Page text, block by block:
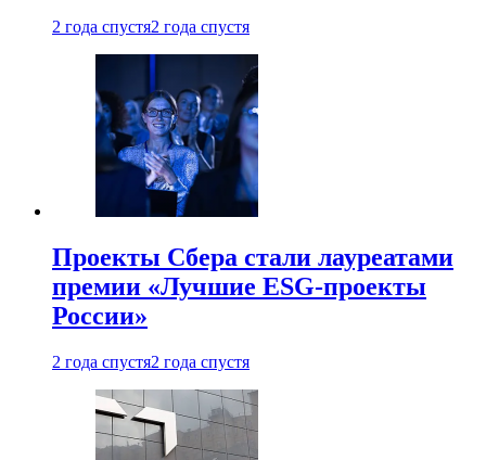
2 года спустя2 года спустя
Проекты Сбера стали лауреатами
премии «Лучшие ESG-проекты
России»
2 года спустя2 года спустя